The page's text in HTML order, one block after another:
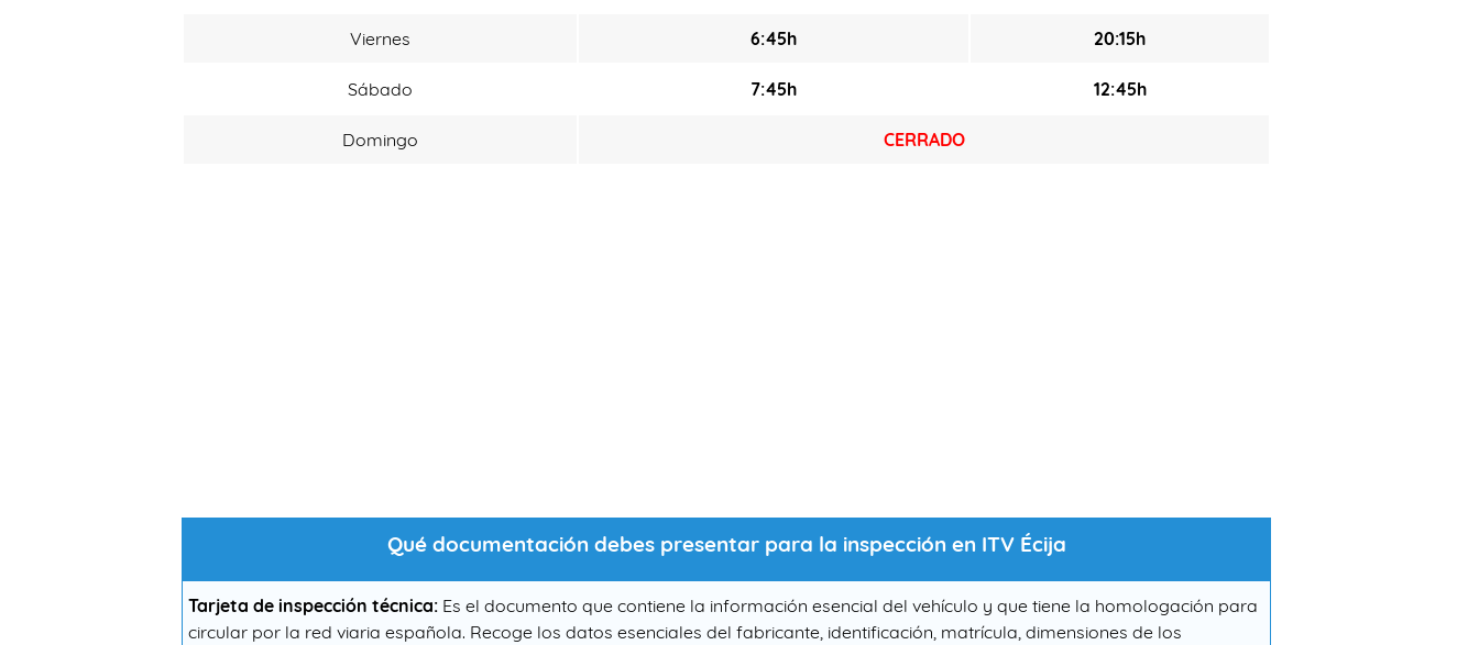
Viernes 6:45h 20:15h
Sábado 7:45h 12:45h
Domingo CERRADO
Qué documentación debes presentar para la inspección en ITV Écija
Tarjeta de inspección técnica: Es el documento que contiene la información esencial del vehículo y que tiene la homologación para
circular por la red viaria española. Recoge los datos esenciales del fabricante, identificación, matrícula, dimensiones de los